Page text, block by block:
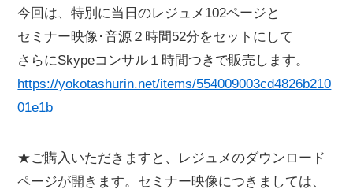
今回は、特別に当日のレジュメ102ページと
セミナー映像･音源２時間52分をセットにして
さらにSkypeコンサル１時間つきで販売します。
https://yokotashurin.net/items/554009003cd4826b210
01e1b
★ご購入いただきますと、レジュメのダウンロード
ページが開きます。セミナー映像につきましては、